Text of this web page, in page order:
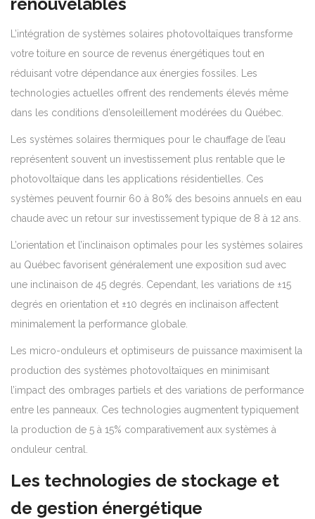
renouvelables
L’intégration de systèmes solaires photovoltaïques transforme
votre toiture en source de revenus énergétiques tout en
réduisant votre dépendance aux énergies fossiles. Les
technologies actuelles offrent des rendements élevés même
dans les conditions d’ensoleillement modérées du Québec.
Les systèmes solaires thermiques pour le chauffage de l’eau
représentent souvent un investissement plus rentable que le
photovoltaïque dans les applications résidentielles. Ces
systèmes peuvent fournir 60 à 80% des besoins annuels en eau
chaude avec un retour sur investissement typique de 8 à 12 ans.
L’orientation et l’inclinaison optimales pour les systèmes solaires
au Québec favorisent généralement une exposition sud avec
une inclinaison de 45 degrés. Cependant, les variations de ±15
degrés en orientation et ±10 degrés en inclinaison affectent
minimalement la performance globale.
Les micro-onduleurs et optimiseurs de puissance maximisent la
production des systèmes photovoltaïques en minimisant
l’impact des ombrages partiels et des variations de performance
entre les panneaux. Ces technologies augmentent typiquement
la production de 5 à 15% comparativement aux systèmes à
onduleur central.
Les technologies de stockage et
de gestion énergétique